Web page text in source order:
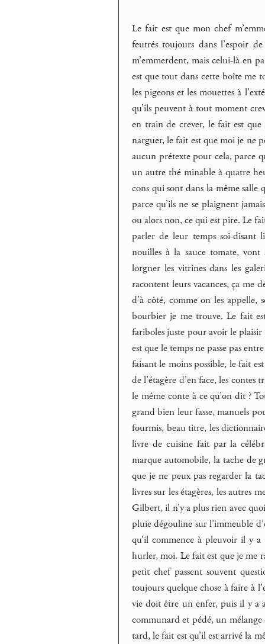
Le fait est que mon chef
feutrés toujours dans l’espoir
m’emmerdent, mais celui-là en
est que tout dans cette boîte me
les pigeons et les mouettes à
qu’ils peuvent à tout moment
en train de crever, le fait est que
narguer, le fait est que moi je ne
aucun prétexte pour cela, parce
un autre thé minable à quatre
cons qui sont dans la même salle
parce qu’ils ne se plaignent
ou alors non, ce qui est pire. Le
parler de leur temps soi-disant
nouilles à la sauce tomate, vont
lorgner les vitrines dans les
racontent leurs vacances, ça me
d’à côté, comme on les appelle,
bourbier je me trouve. Le fait
fariboles juste pour avoir le plaisir
est que le temps ne passe pas
faisant le moins possible, le fait
de l’étagère d’en face, les
le même conte à ce qu’on dit ?
grand bien leur fasse, manuels
fourmis, beau titre, les
livre de cuisine fait par la
marque automobile, la tache de
que je ne peux pas regarder la
livres sur les étagères, les autres
Gilbert, il n’y a plus rien avec
pluie dégouline sur l’immeuble
qu’il commence à pleuvoir il y
hurler, moi. Le fait est que je me
petit chef passent souvent
toujours quelque chose à faire à
vie doit être un enfer, puis il y a
communard et pédé, un mélange
tard, le fait est qu’il est arrivé la